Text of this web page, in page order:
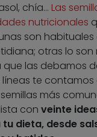
chía… Las
nutricionales
son habituales
otras lo son
que las debamos
líneas te
más
con veinte
dieta, desde